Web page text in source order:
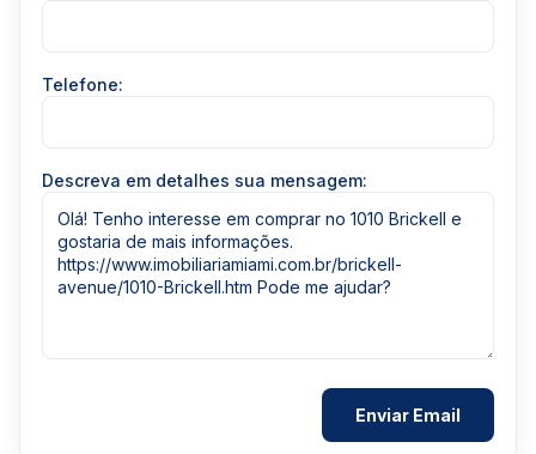
Telefone:
Descreva em detalhes sua mensagem: